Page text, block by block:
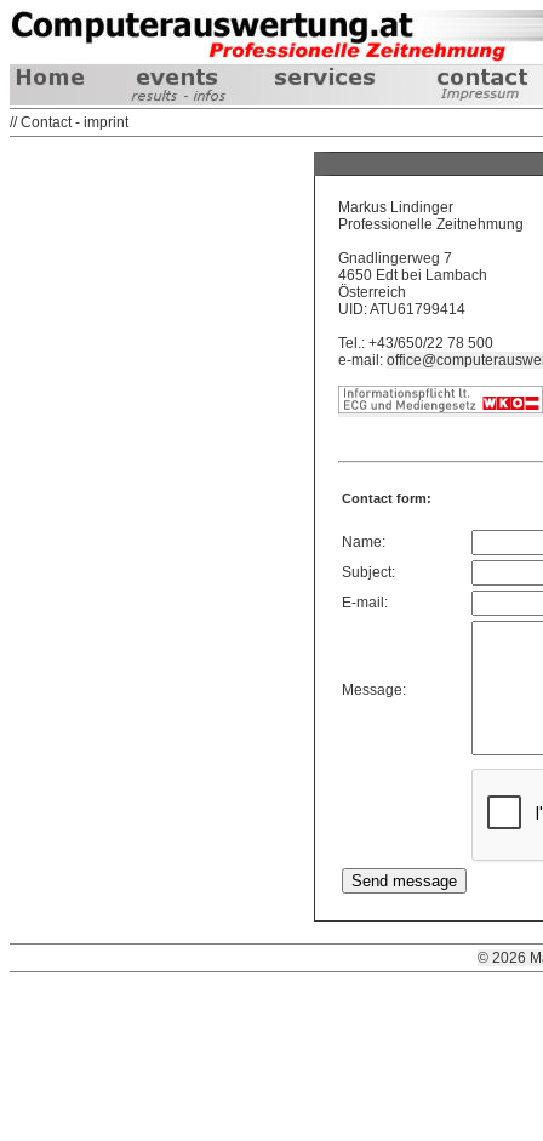
// Contact - imprint
Markus Lindinger
Professionelle Zeitnehmung
Gnadlingerweg 7
4650 Edt bei Lambach
Österreich
UID: ATU61799414
Tel.: +43/650/22 78 500
e-mail:
Contact form:
Name:
Subject:
E-mail:
Message:
© 2026